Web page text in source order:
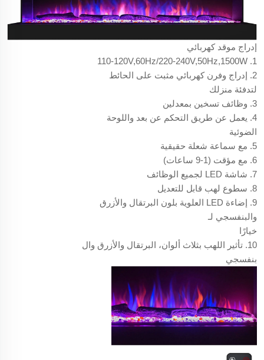
إدراج موقد كهربائي
1. 110-120V,60Hz/220-240V,50Hz,1500W
2. إدراج وفرن كهربائي مثبت على الحائط
لتدفئة منزلك
3. وظائف تسخين بمعدلين
4. يعمل عن طريق التحكم عن بعد واللوحة
الضوئية
5. مع سماعة شعلة حقيقية
6. مع مؤقت (1-9 ساعات)
7. شاشة LED لجميع الوظائف
8. سطوع لهب قابل للتعديل
9. إضاءة LED العلوية بلون البرتقال والأزرق
والبنفسجي لـ
خيارًا
10. تأثير اللهب بثلاث ألوان، البرتقال والأزرق وال
بنفسجي